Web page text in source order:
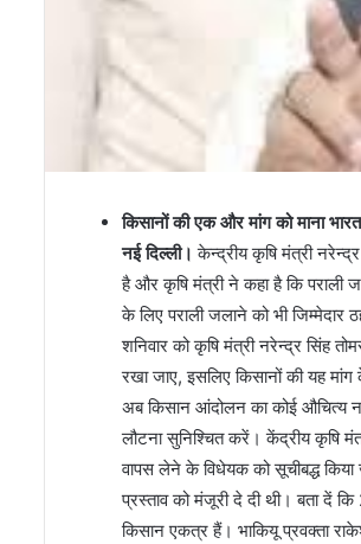
किसानों की एक और मांग को माना
नई दिल्ली। केन्द्रीय कृषि मंत्री
है और कृषि मंत्री ने कहा है कि पराली
के लिए पराली जलाने को भी जिम्मेदार
शनिवार को कृषि मंत्री नरेन्द्र सिंह
रखा जाए, इसलिए किसानों की यह
अब किसान आंदोलन का कोई औचित्य
लौटना सुनिश्चित करें। केंद्रीय कृषि
वापस लेने के विधेयक को सूचीबद्ध किया
प्रस्ताव को मंजूरी दे दी थी। बता दें
किसान एकत्र हैं। भाकियू प्रवक्ता